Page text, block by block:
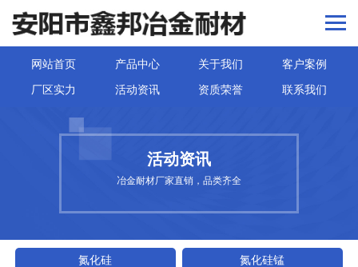
网站首页 产品中心 关于我们
客户案例
厂区实力
活动资讯 资质荣誉 联系我们
活动资讯
冶金耐材厂家直销，品类齐全
氮化硅 氮化硅锰